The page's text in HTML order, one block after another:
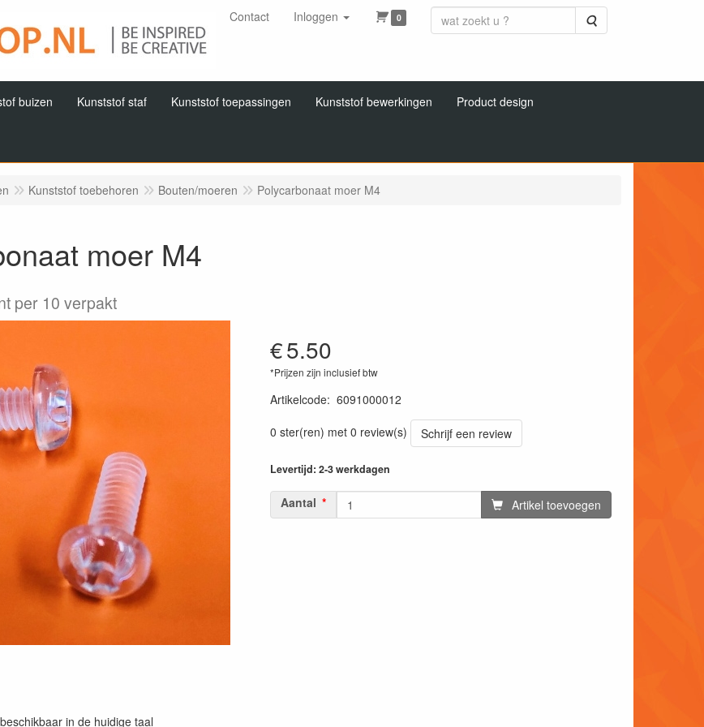
Contact Inloggen 0 Zoeken
buizen Kunststof staf Kunststof toepassingen Kunststof bewerkingen Product design
Kunststof toebehoren Bouten/moeren Polycarbonaat moer M4
moer M4
per 10 verpakt
€5.50
*Prijzen zijn inclusief btw
Artikelcode: 6091000012
0 ster(ren) met 0 review(s)
Schrijf een review
Levertijd: 2-3 werkdagen
Aantal Artikel toevoegen
in de huidige taal